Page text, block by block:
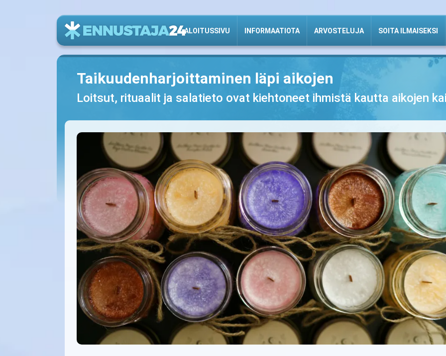
ALOITUSSIVU INFORMAATIOTA ARVOSTELUJA SOITA ILMAISEKSI
Taikuudenharjoittaminen läpi aikojen
Loitsut, rituaalit ja salatieto ovat kiehtoneet ihmistä kautta aikojen